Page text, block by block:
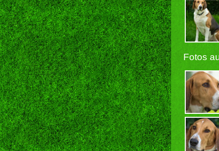
Fotos